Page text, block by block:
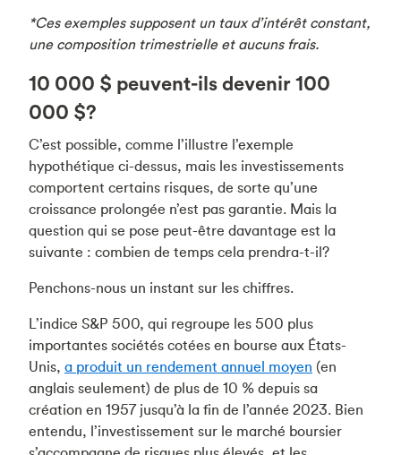
*Ces exemples supposent un taux d’intérêt constant,
une composition trimestrielle et aucuns frais.
10 000 $ peuvent-ils devenir 100
000 $?
C’est possible, comme l’illustre l’exemple
hypothétique ci-dessus, mais les investissements
comportent certains risques, de sorte qu’une
croissance prolongée n’est pas garantie. Mais la
question qui se pose peut-être davantage est la
suivante : combien de temps cela prendra-t-il?
Penchons-nous un instant sur les chiffres.
L’indice S&P 500, qui regroupe les 500 plus
importantes sociétés cotées en bourse aux États-
Unis, a produit un rendement annuel moyen (en
anglais seulement) de plus de 10 % depuis sa
création en 1957 jusqu’à la fin de l’année 2023. Bien
entendu, l’investissement sur le marché boursier